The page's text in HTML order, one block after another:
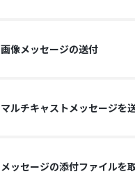
画像メッセージの送付
マルチキャストメッセージを
メッセージの添付ファイルを